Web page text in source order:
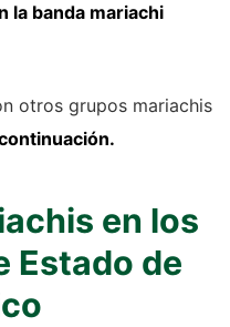
la banda mariachi
otros grupos mariachis
en los
Estado de